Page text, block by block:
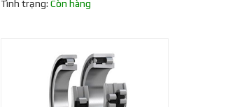
Tình trạng: Còn hàng